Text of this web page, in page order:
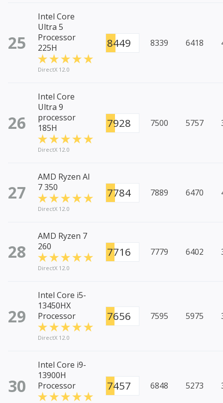
25
Intel Core
Ultra 5
Processor
225H
DirectX 12.0
8449 8339 6418
26
Intel Core
Ultra 9
processor
185H
DirectX 12.0
7928 7500 5757
27
AMD Ryzen AI
7 350
DirectX 12.0
7784 7889 6470
28
AMD Ryzen 7
260
DirectX 12.0
7716 7779 6402
29
Intel Core i5-
13450HX
Processor
DirectX 12.0
7656 7595 5975
30
Intel Core i9-
13900H
Processor
7457 6848 5273